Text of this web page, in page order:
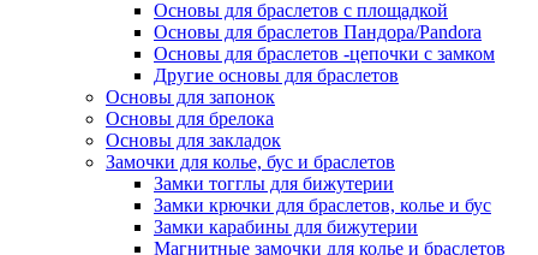
Основы для браслетов с площадкой
Основы для браслетов Пандора/Pandora
Основы для браслетов -цепочки с замком
Другие основы для браслетов
Основы для запонок
Основы для брелока
Основы для закладок
Замочки для колье, бус и браслетов
Замки тогглы для бижутерии
Замки крючки для браслетов, колье и бус
Замки карабины для бижутерии
Магнитные замочки для колье и браслетов